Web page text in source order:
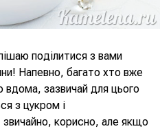
поділитися з вами
Напевно, багато хто вже
вдома, зазвичай для цього
з цукром і
корисно, але якщо